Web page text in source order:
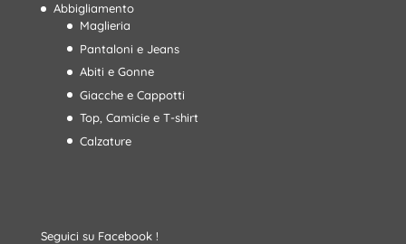
Abbigliamento
Maglieria
Pantaloni e Jeans
Abiti e Gonne
Giacche e Cappotti
Top, Camicie e T-shirt
Calzature
Seguici su Facebook !